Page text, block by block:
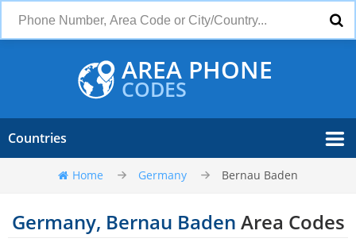
AREA PHONE
CODES
Countries
Home Germany Bernau Baden
Germany, Bernau Baden Area Codes